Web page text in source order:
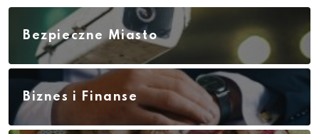
Bezpieczne Miasto
Biznes i Finanse